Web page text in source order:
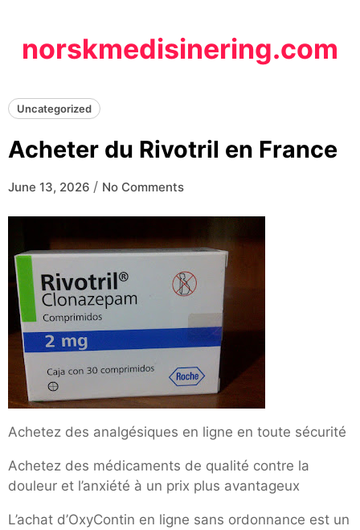
contentnorskmedisinering.com
Uncategorized
Acheter du Rivotril en France
June 13, 2026 / No Comments
Achetez des analgésiques en ligne en toute sécurité
Achetez des médicaments de qualité contre la
douleur et l’anxiété à un prix plus avantageux
L’achat d’OxyContin en ligne sans ordonnance est un